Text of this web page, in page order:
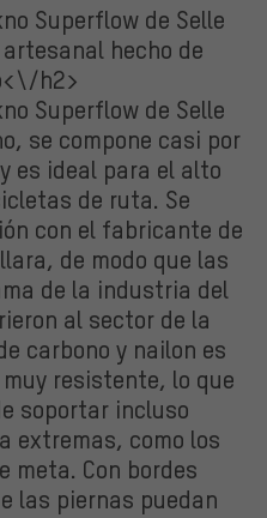
Superflow de Selle
hecho de
h2>
Superflow de Selle
se compone casi por
es ideal para el alto
de ruta. Se
con el fabricante de
de modo que las
de la industria del
al sector de la
carbono y nailon es
resistente, lo que
soportar incluso
extremas, como los
meta. Con bordes
las piernas puedan